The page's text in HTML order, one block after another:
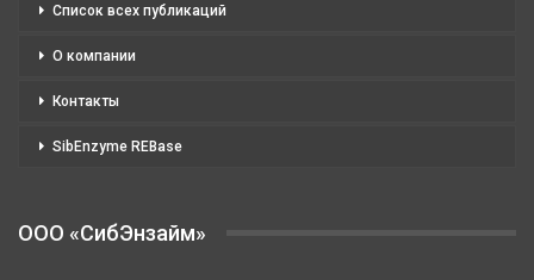
Список всех публикаций
О компании
Контакты
SibEnzyme REBase
OOO «СибЭнзайм»